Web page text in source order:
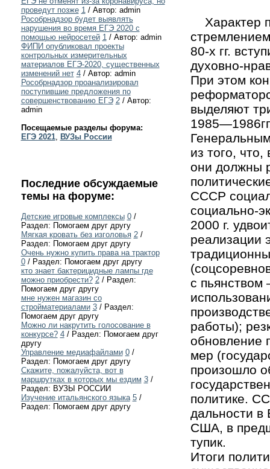
проведут позже 1/ Автор: admin
Рособрнадзор будет выявлять
нарушения во время ЕГЭ 2020 с
помощью нейросетей 1/ Автор: admin
ФИПИ опубликовал проекты
контрольных измерительных
материалов ЕГЭ-2020, существенных
изменений нет 4/ Автор: admin
Рособрнадзор проанализировал
поступившие предложения по
совершенствованию ЕГЭ 2/ Автор:
admin
Посещаемые разделы форума:
ЕГЭ 2021, ВУЗы России
Последние обсуждаемые
темы на форуме:
Детские игровые комплексы 0/
Раздел: Помогаем друг другу
Мягкая кровать без изголовья 2/
Раздел: Помогаем друг другу
Очень нужно купить права на трактор
0/ Раздел: Помогаем друг другу
кто знает бактерицидные лампы где
можно приобрести? 2/ Раздел:
Помогаем друг другу
мне нужен магазин со
стройматериалами 3/ Раздел:
Помогаем друг другу
Можно ли накрутить голосование в
конкурсе? 4/ Раздел: Помогаем друг
другу
Управление медиафайлами 0/
Раздел: Помогаем друг другу
Скажите, пожалуйста, вот в
маршрутках в которых мы ездим 3/
Раздел: ВУЗЫ РОССИИ
Изучение итальянского языка 5/
Раздел: Помогаем друг другу
Характер
80-х гг.
духовно-
При этом
выделяют
из того,
они должны
СССР
социально-
2000 г.
реализации
с пьянством
работы);
обновление
мер
произошло
политике.
дальности в
США, в
тупик.
Итоги